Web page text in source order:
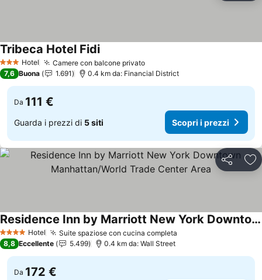
3 StelleHotel Camere con balcone privato
Tribeca Hotel Fidi
7,6 Buona 1.691 0.4 km da: Financial District
Da 111 €
Guarda i prezzi di 5 siti Scopri i prezzi
Condividi
4 Stelle Hotel Suite spaziose con cucina completa
Residence Inn by Marriott New York Downtown Manhattan/World Trade Center Area
8,8 Eccellente 5.499 0.4 km da: Wall Street
Da 172 €